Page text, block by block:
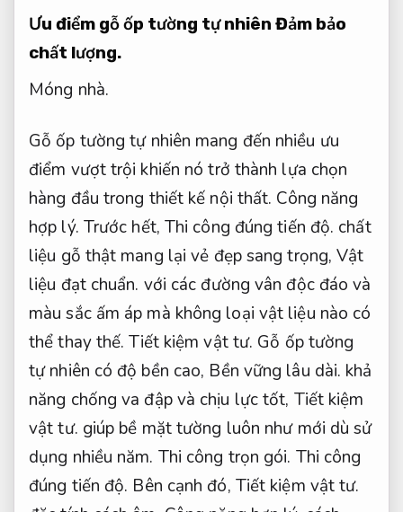
Ưu điểm gỗ ốp tường tự nhiên Đảm bảo
chất lượng.
Móng nhà.
Gỗ ốp tường tự nhiên mang đến nhiều ưu
điểm vượt trội khiến nó trở thành lựa chọn
hàng đầu trong thiết kế nội thất. Công năng
hợp lý. Trước hết, Thi công đúng tiến độ. chất
liệu gỗ thật mang lại vẻ đẹp sang trọng,Vật
liệu đạt chuẩn. với các đường vân độc đáo và
màu sắc ấm áp mà không loại vật liệu nào có
thể thay thế.Tiết kiệm vật tư. Gỗ ốp tường
tự nhiên có độ bền cao, Bền vững lâu dài. khả
năng chống va đập và chịu lực tốt, Tiết kiệm
vật tư. giúp bề mặt tường luôn như mới dù sử
dụng nhiều năm. Thi công trọn gói. Thi công
đúng tiến độ. Bên cạnh đó, Tiết kiệm vật tư.